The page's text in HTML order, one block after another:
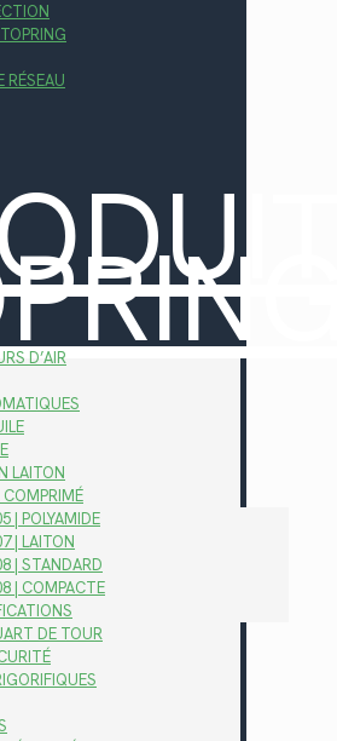
RÉSEAU
D’AIR
LAITON
COMPRIMÉ
| POLYAMIDE
| LAITON
| STANDARD
| COMPACTE
DE TOUR